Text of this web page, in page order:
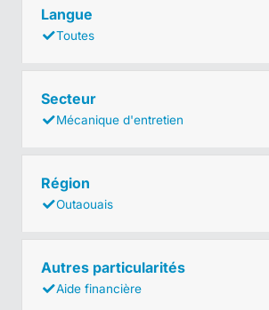
Langue
Toutes
Secteur
Mécanique d'entretien
Région
Outaouais
Autres particularités
Aide financière